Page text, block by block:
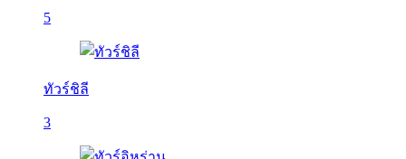
5
ทัวร์ชิลี
3